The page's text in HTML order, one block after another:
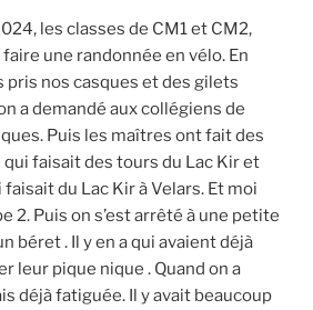
les classes de CM1 et CM2,
une randonnée en vélo. En
pris nos casques et des gilets
a demandé aux collégiens de
Puis les maîtres ont fait des
faisait des tours du Lac Kir et
du Lac Kir à Velars. Et moi
2. Puis on s’est arrêté à une petite
béret . Il y en a qui avaient déjà
leur pique nique . Quand on a
déjà fatiguée. Il y avait beaucoup